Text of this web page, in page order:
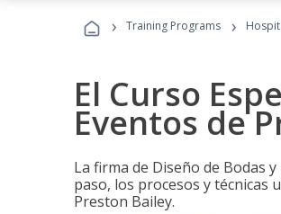
› Training Programs ›
El Curso
Eventos de
La firma de Diseño de Bodas
paso, los procesos y técnicas
Preston Bailey.